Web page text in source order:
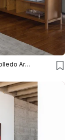
Eliana Tolledo Arquitetura e Interiores